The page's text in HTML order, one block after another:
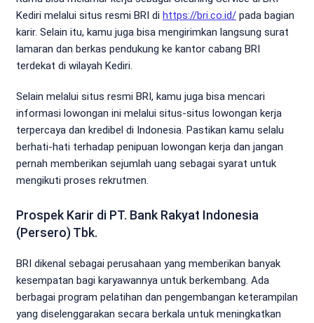
Kediri melalui situs resmi BRI di https://bri.co.id/ pada bagian
karir. Selain itu, kamu juga bisa mengirimkan langsung surat
lamaran dan berkas pendukung ke kantor cabang BRI
terdekat di wilayah Kediri.
Selain melalui situs resmi BRI, kamu juga bisa mencari
informasi lowongan ini melalui situs-situs lowongan kerja
terpercaya dan kredibel di Indonesia. Pastikan kamu selalu
berhati-hati terhadap penipuan lowongan kerja dan jangan
pernah memberikan sejumlah uang sebagai syarat untuk
mengikuti proses rekrutmen.
Prospek Karir di PT. Bank Rakyat Indonesia
(Persero) Tbk.
BRI dikenal sebagai perusahaan yang memberikan banyak
kesempatan bagi karyawannya untuk berkembang. Ada
berbagai program pelatihan dan pengembangan keterampilan
yang diselenggarakan secara berkala untuk meningkatkan